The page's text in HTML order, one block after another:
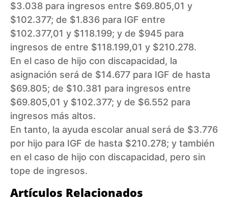
$3.038 para ingresos entre $69.805,01 y
$102.377; de $1.836 para IGF entre
$102.377,01 y $118.199; y de $945 para
ingresos de entre $118.199,01 y $210.278.
En el caso de hijo con discapacidad, la
asignación será de $14.677 para IGF de hasta
$69.805; de $10.381 para ingresos entre
$69.805,01 y $102.377; y de $6.552 para
ingresos más altos.
En tanto, la ayuda escolar anual será de $3.776
por hijo para IGF de hasta $210.278; y también
en el caso de hijo con discapacidad, pero sin
tope de ingresos.
Artículos Relacionados